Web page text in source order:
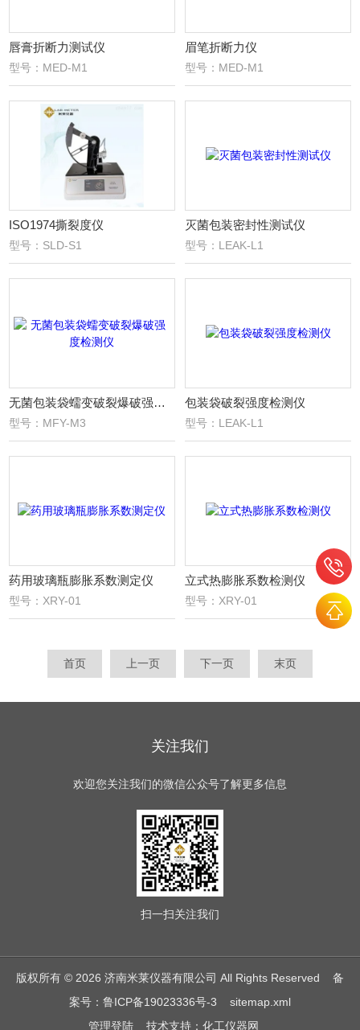
唇膏折断力测试仪
型号：MED-M1
眉笔折断力仪
型号：MED-M1
ISO1974撕裂度仪
型号：SLD-S1
灭菌包装密封性测试仪
型号：LEAK-L1
无菌包装袋蠕变破裂爆破强度检测仪
型号：MFY-M3
包装袋破裂强度检测仪
型号：LEAK-L1
药用玻璃瓶膨胀系数测定仪
型号：XRY-01
立式热膨胀系数检测仪
型号：XRY-01
首页 上一页 下一页 末页
关注我们
欢迎您关注我们的微信公众号了解更多信息
扫一扫关注我们
版权所有 © 2026 济南米莱仪器有限公司 All Rights Reserved 备
案号：鲁ICP备19023336号-3
sitemap.xml
管理登陆技术支持： 化工仪器网